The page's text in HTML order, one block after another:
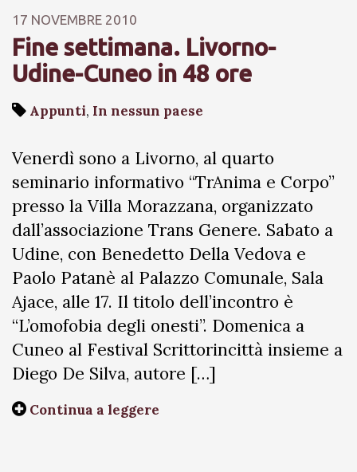
17 NOVEMBRE 2010
Fine settimana. Livorno-
Udine-Cuneo in 48 ore
Appunti, In nessun paese
Venerdì sono a Livorno, al quarto
seminario informativo “TrAnima e Corpo”
presso la Villa Morazzana, organizzato
dall’associazione Trans Genere. Sabato a
Udine, con Benedetto Della Vedova e
Paolo Patanè al Palazzo Comunale, Sala
Ajace, alle 17. Il titolo dell’incontro è
“L’omofobia degli onesti”. Domenica a
Cuneo al Festival Scrittorincittà insieme a
Diego De Silva, autore […]
Continua a leggere